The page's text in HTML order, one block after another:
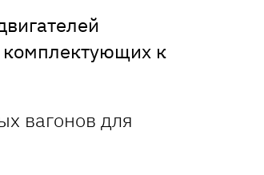
комплектующих к
вагонов для